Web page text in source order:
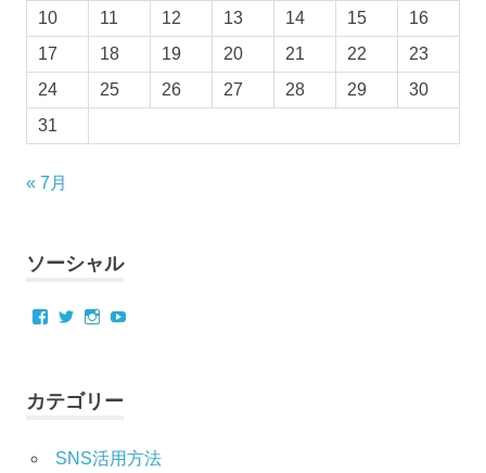
10
11 12 13 14 15
16
17
18 19 20 21 22
23
24
25 26 27 28 29
30
31
« 7月
ソーシャル
Facebook
TwitterInstagram
YouTube
カテゴリー
SNS活用方法